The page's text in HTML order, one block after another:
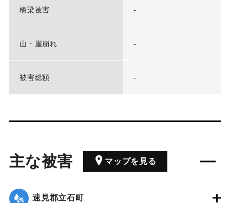
橋梁被害 -
山・崖崩れ -
被害総額 -
主な被害 マップを見る
速見郡立石町